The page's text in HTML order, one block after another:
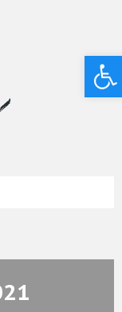
Deschide bara de unelte